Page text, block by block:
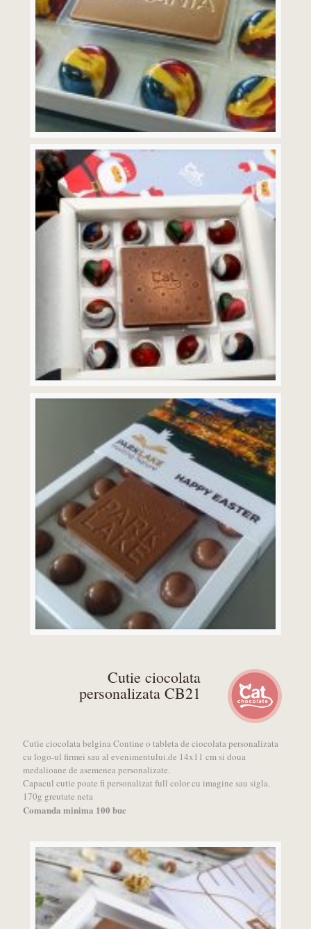
Cutie ciocolata
personalizata CB21
Cutie ciocolata belgina Contine o tableta de ciocolata personalizata
cu logo-ul firmei sau al evenimentului.de 14x11 cm si doua
medalioane de asemenea personalizate.
Capacul cutie poate fi personalizat full color cu imagine sau sigla.
170g greutate neta
Comanda minima 100 buc